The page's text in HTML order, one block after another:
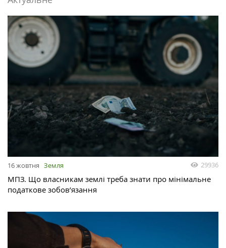
16 жовтня Земля 29936
МПЗ. Що власникам землі треба знати про мінімальне
податкове зобов’язання